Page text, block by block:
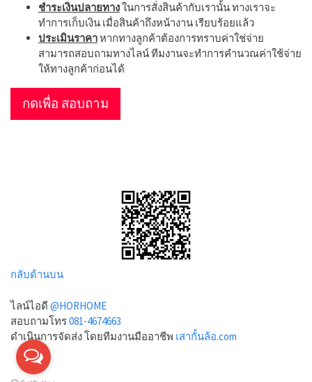
ชำระเงินปลายทางในการสั่งสินค้ากับเรานั้น ทางเราจะ
ทำการเก็บเงิน เมื่อสินค้าถึงหน้างาน เรียบร้อยแล้ว
ประเมินราคาหากทางลูกค้าต้องการทราบค่าใช่จ่าย
สามารถสอบถามทางไลน์ ทีมงานจะทำการคำนวณค่าใช้จ่าย
ให้ทางลูกค้าก่อนได้
กดเพื่อ สอบถาม
กลับด้านบน
ไลน์ไอดี @HORHOME
สอบถามโทร081-4674663
ดำเนินการจัดส่ง โดยทีมงานมืออาชีพ เสากั้นล้อ.com